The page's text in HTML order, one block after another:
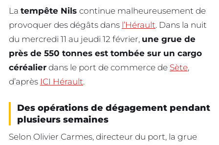
La tempête Nils continue malheureusement de
provoquer des dégâts dans l’Hérault. Dans la nuit
du mercredi 11 au jeudi 12 février, une grue de
près de 550 tonnes est tombée sur un cargo
céréalier dans le port de commerce de Sète,
d’après ICI Hérault.
Des opérations de dégagement pendant
plusieurs semaines
Selon Olivier Carmes, directeur du port, la grue